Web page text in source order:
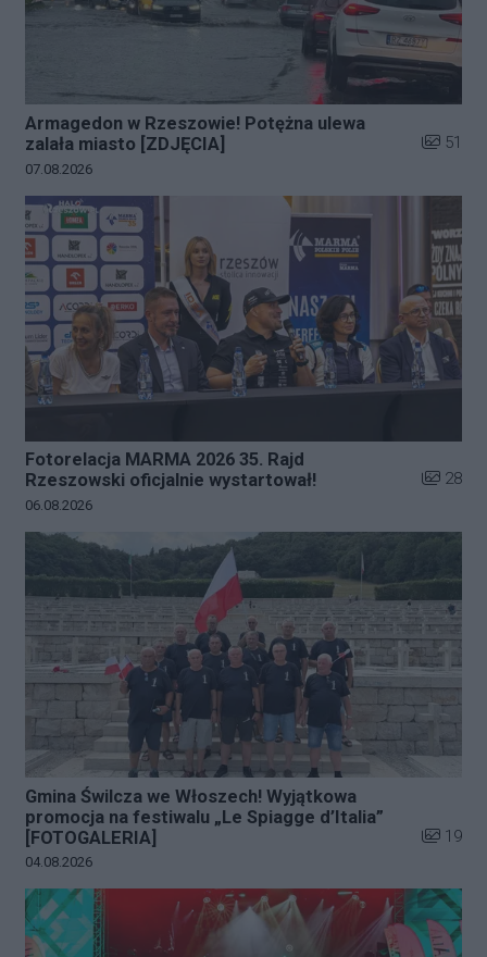
Armagedon w Rzeszowie! Potężna ulewa
zalała miasto [ZDJĘCIA]
Liczba
51
Data dodania galerii:
07.08.2026
Fotorelacja MARMA 2026 35. Rajd
Rzeszowski oficjalnie wystartował!
Liczba
28
Data dodania galerii:
06.08.2026
Gmina Świlcza we Włoszech! Wyjątkowa
promocja na festiwalu „Le Spiagge d’Italia”
[FOTOGALERIA]
Liczba
19
Data dodania galerii:
04.08.2026